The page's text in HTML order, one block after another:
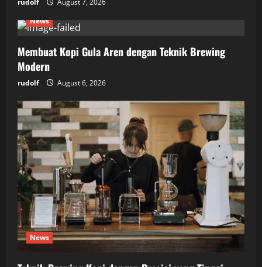
rudolf
August 7, 2026
News
Membuat Kopi Gula Aren dengan Teknik Brewing
Modern
rudolf August 6, 2026
News